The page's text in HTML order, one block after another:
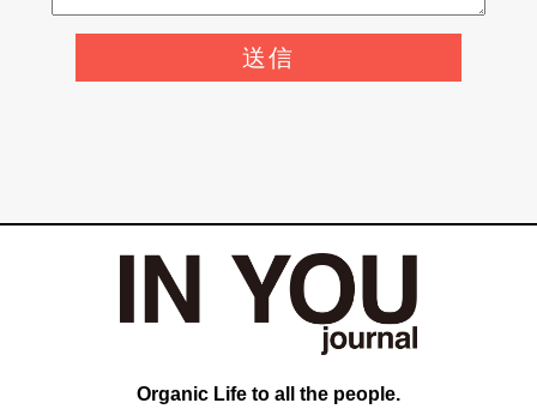
Organic Life to all the people.